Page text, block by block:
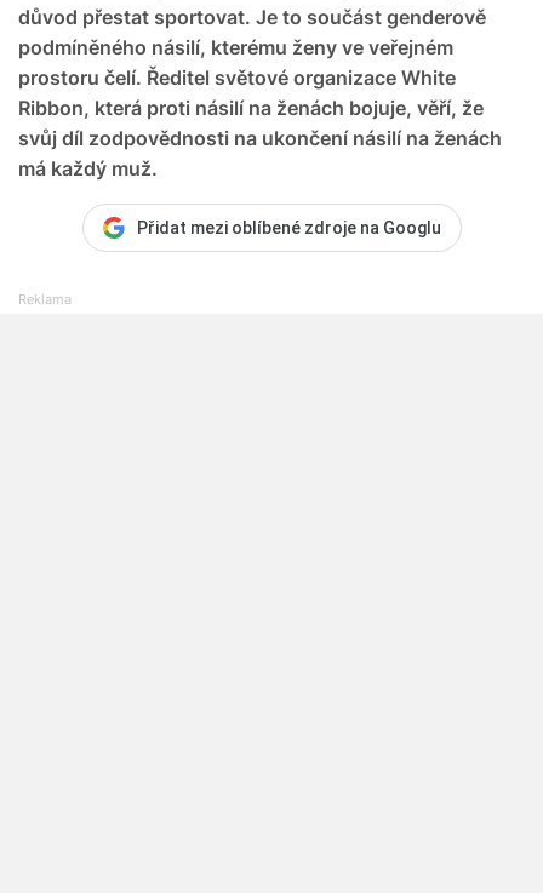
důvod přestat sportovat. Je to součást genderově
podmíněného násilí, kterému ženy ve veřejném
prostoru čelí. Ředitel světové organizace White
Ribbon, která proti násilí na ženách bojuje, věří, že
svůj díl zodpovědnosti na ukončení násilí na ženách
má každý muž.
Přidat mezi oblíbené zdroje na Googlu